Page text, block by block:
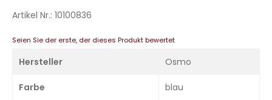
Artikel Nr.: 10100836
Seien Sie der erste, der dieses Produkt bewertet
Hersteller Osmo
Farbe blau